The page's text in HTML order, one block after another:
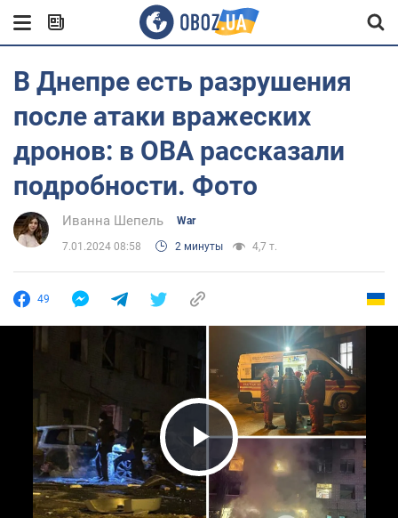
В Днепре есть разрушения
после атаки вражеских
дронов: в ОВА рассказали
подробности. Фото
Иванна Шепель War
7.01.2024 08:58 2 минуты 4,7 т.
49
Play Video